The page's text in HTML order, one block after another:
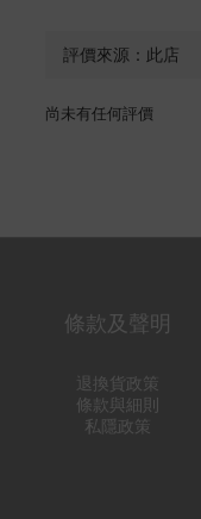
尚未有任何評價
條款及聲明
退換貨政策
條款與細則
私隱政策